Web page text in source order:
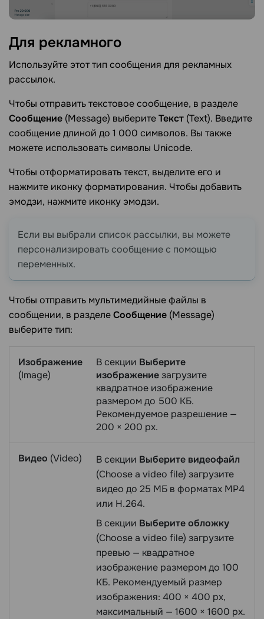
Для рекламного
Используйте этот тип сообщения для рекламных
рассылок.
Чтобы отправить текстовое сообщение, в разделе
Сообщение (Message) выберитеТекст (Text). Введите
сообщение длиной до 1 000 символов. Вы также
можете использовать символы Unicode.
Чтобы отформатировать текст, выделите его и
нажмите иконку форматирования. Чтобы добавить
эмодзи, нажмите иконку эмодзи.
Если вы выбрали список рассылки, вы можете
персонализировать сообщение с помощью
переменных.
Чтобы отправить мультимедийные файлы в
сообщении, в разделеСообщение (Message)
выберите тип:
Изображение
(Image)
В секции Выберите
изображениезагрузите
квадратное изображение
размером до 500 КБ.
Рекомендуемое разрешение —
200 × 200 px.
Видео (Video) В секции Выберите видеофайл
(Choose a video file) загрузите
видео до 25 МБ в форматах MP4
или H.264.
В секции Выберите обложку
(Choose a video file) загрузите
превью — квадратное
изображение размером до 100
КБ. Рекомендуемый размер
изображения: 400 × 400 px,
максимальный — 1600 × 1600 px.